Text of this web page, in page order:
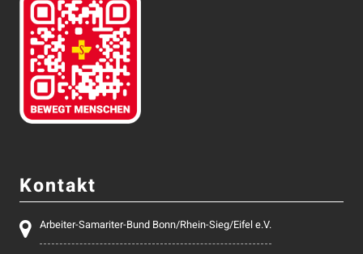
Kontakt
Arbeiter-Samariter-Bund Bonn/Rhein-Sieg/Eifel e.V.